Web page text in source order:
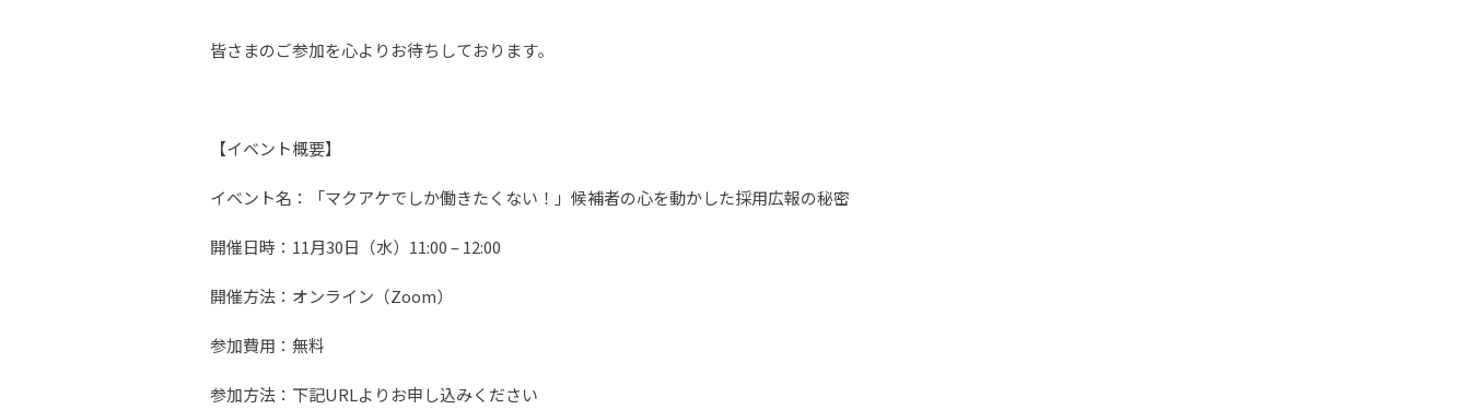
皆さまのご参加を心よりお待ちしております。
【イベント概要】
イベント名：「マクアケでしか働きたくない！」候補者の心を動かした採用広報の秘密
開催日時：11月30日（水）11:00 – 12:00
開催方法：オンライン（Zoom）
参加費用：無料
参加方法：下記URLよりお申し込みください